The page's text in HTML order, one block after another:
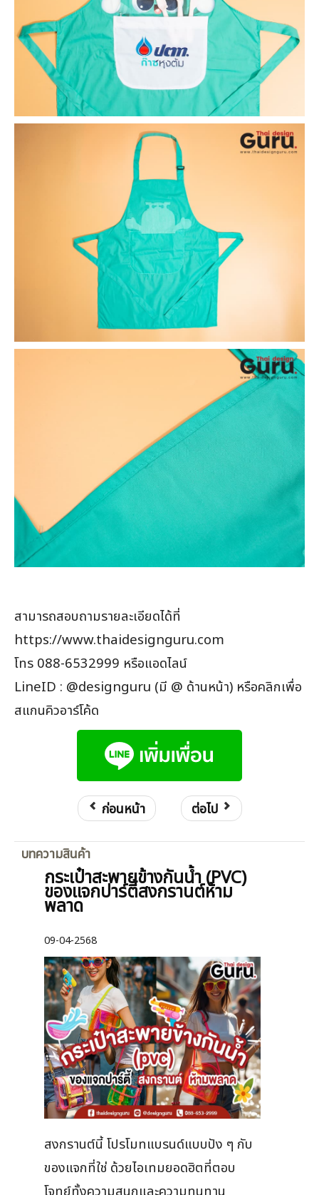
สามารถสอบถามรายละเอียดได้ที่
https://www.thaidesignguru.com
โทร 088-6532999 หรือแอดไลน์
LineID : @designguru (มี @ ด้านหน้า) หรือคลิกเพื่อ
สแกนคิวอาร์โค้ด
ก่อนหน้า ต่อไป
บทความสินค้า
กระเป๋าสะพายข้างกันน้ำ (PVC)
ของแจกปาร์ตี้สงกรานต์ห้าม
พลาด
09-04-2568
สงกรานต์นี้ โปรโมทแบรนด์แบบปัง ๆ กับ
ของแจกที่ใช่ ด้วยไอเทมยอดฮิตที่ตอบ